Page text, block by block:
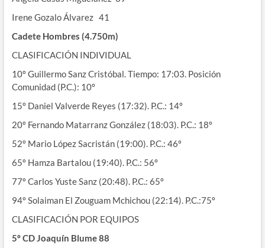
Irene Gozalo Álvarez 41
Cadete Hombres (4.750m)
CLASIFICACIÓN INDIVIDUAL
10º Guillermo Sanz Cristóbal. Tiempo: 17:03. Posición
Comunidad (P.C.): 10º
15º Daniel Valverde Reyes (17:32). P.C.: 14º
20º Fernando Matarranz González (18:03). P.C.: 18º
52º Mario López Sacristán (19:00). P.C.: 46º
65º Hamza Bartalou (19:40). P.C.: 56º
77º Carlos Yuste Sanz (20:48). P.C.: 65º
94º Solaiman El Zouguam Mchichou (22:14). P.C.:75º
CLASIFICACIÓN POR EQUIPOS
5º CD Joaquín Blume 88